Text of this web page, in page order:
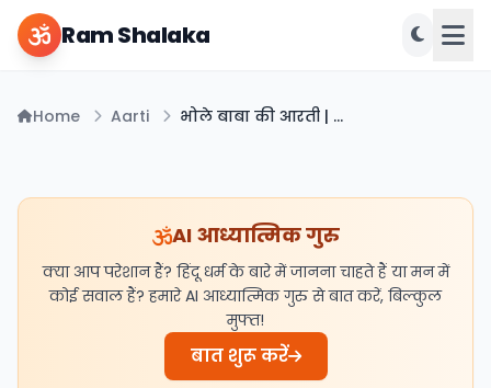
Ram Shalaka
Home Aarti भोले बाबा की आरती | Bhole Baba Ki Aarti​
AI आध्यात्मिक गुरु
क्या आप परेशान हैं? हिंदू धर्म के बारे में जानना चाहते हैं या मन में
कोई सवाल हैं? हमारे AI आध्यात्मिक गुरु से बात करें, बिल्कुल
मुफ्त!
बात शुरू करें